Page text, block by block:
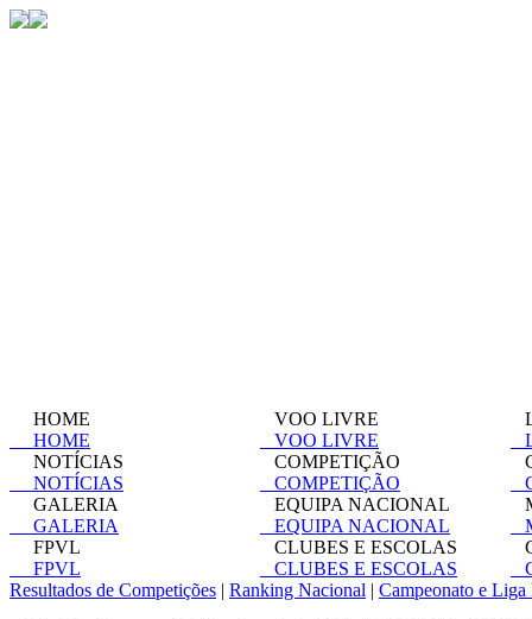
HOME
HOME
NOTÍCIAS
NOTÍCIAS
GALERIA
GALERIA
FPVL
FPVL
VOO LIVRE
VOO LIVRE
COMPETIÇÃO
COMPETIÇÃO
EQUIPA NACIONAL
EQUIPA NACIONAL
CLUBES E ESCOLAS
CLUBES E ESCOLAS
Resultados de Competições | Ranking Nacional | Campeonato e